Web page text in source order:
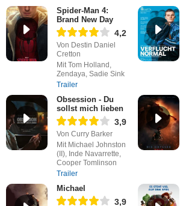
Spider-Man 4:
Brand New Day
4,2
Von Destin Daniel
Cretton
Mit Tom Holland,
Zendaya, Sadie Sink
Trailer
Obsession - Du
sollst mich lieben
3,9
Von Curry Barker
Mit Michael Johnston
(II), Inde Navarrette,
Cooper Tomlinson
Trailer
Michael
3,9